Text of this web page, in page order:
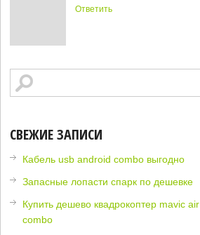
Ответить
СВЕЖИЕ ЗАПИСИ
Кабель usb android combo выгодно
Запасные лопасти спарк по дешевке
Купить дешево квадрокоптер mavic air
combo